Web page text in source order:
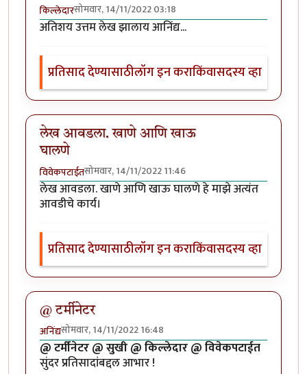
किल्लेदारसोमवार, 14/11/2022 03:18
अतिशय उत्तम लेख झालाय आनिंद्य...
प्रतिसाद देण्यासाठीलॉग इन कराकिंवासदस्य व्हा
लेख आवडला. खाणे आणि खाऊ
घालणे
विवेकपटाईतसोमवार, 14/11/2022 11:46
लेख आवडला. खाणे आणि खाऊ घालणे हे माझे अत्यंत
आवडीचे कार्य।
प्रतिसाद देण्यासाठीलॉग इन कराकिंवासदस्य व्हा
@ टर्मीनेटर
अनिंद्यसोमवार, 14/11/2022 16:48
@ टर्मीनेटर @ सुखी @ किल्लेदार @ विवेकपटाईत
सुंदर प्रतिसादांबद्दल आभार !